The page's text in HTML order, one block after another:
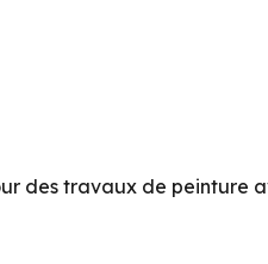
des travaux de peinture